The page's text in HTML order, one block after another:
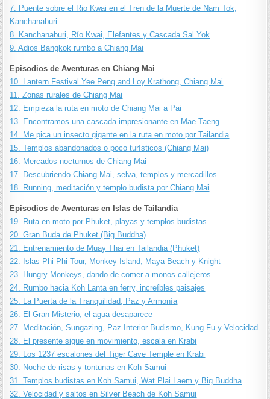
7. Puente sobre el Rio Kwai en el Tren de la Muerte de Nam Tok,
Kanchanaburi
8. Kanchanaburi, Río Kwai, Elefantes y Cascada Sal Yok
9. Adios Bangkok rumbo a Chiang Mai
Episodios de Aventuras en Chiang Mai
10. Lantern Festival Yee Peng and Loy Krathong, Chiang Mai
11. Zonas rurales de Chiang Mai
12. Empieza la ruta en moto de Chiang Mai a Pai
13. Encontramos una cascada impresionante en Mae Taeng
14. Me pica un insecto gigante en la ruta en moto por Tailandia
15. Templos abandonados o poco turísticos (Chiang Mai)
16. Mercados nocturnos de Chiang Mai
17. Descubriendo Chiang Mai, selva, templos y mercadillos
18. Running, meditación y templo budista por Chiang Mai
Episodios de Aventuras en Islas de Tailandia
19. Ruta en moto por Phuket, playas y templos budistas
20. Gran Buda de Phuket (Big Buddha)
21. Entrenamiento de Muay Thai en Tailandia (Phuket)
22. Islas Phi Phi Tour, Monkey Island, Maya Beach y Knight
23. Hungry Monkeys, dando de comer a monos callejeros
24. Rumbo hacia Koh Lanta en ferry, increíbles paisajes
25. La Puerta de la Tranquilidad, Paz y Armonía
26. El Gran Misterio, el agua desaparece
27. Meditación, Sungazing, Paz Interior Budismo, Kung Fu y Velocidad
28. El presente sigue en movimiento, escala en Krabi
29. Los 1237 escalones del Tiger Cave Temple en Krabi
30. Noche de risas y tontunas en Koh Samui
31. Templos budistas en Koh Samui, Wat Plai Laem y Big Buddha
32. Velocidad y saltos en Silver Beach de Koh Samui